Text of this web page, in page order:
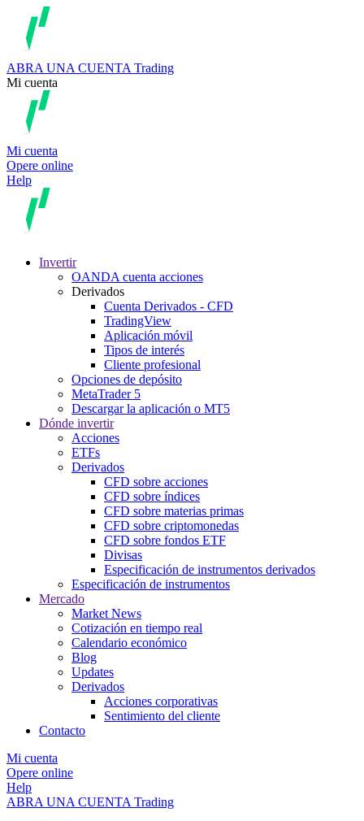
ABRA UNA CUENTA Trading
Mi cuenta
Mi cuenta
Opere online
Help
Invertir
OANDA cuenta acciones
Derivados
Cuenta Derivados - CFD
TradingView
Aplicación móvil
Tipos de interés
Cliente profesional
Opciones de depósito
MetaTrader 5
Descargar la aplicación o MT5
Dónde invertir
Acciones
ETFs
Derivados
CFD sobre acciones
CFD sobre índices
CFD sobre materias primas
CFD sobre criptomonedas
CFD sobre fondos ETF
Divisas
Especificación de instrumentos derivados
Especificación de instrumentos
Mercado
Market News
Cotización en tiempo real
Calendario económico
Blog
Updates
Derivados
Acciones corporativas
Sentimiento del cliente
Contacto
Mi cuenta
Opere online
Help
ABRA UNA CUENTA Trading